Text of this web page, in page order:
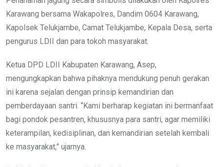
Karawang bersama Wakapolres, Dandim 0604 Karawang,
Kapolsek Telukjambe, Camat Telukjambe, Kepala Desa, serta
pengurus LDII dan para tokoh masyarakat.
Ketua DPD LDII Kabupaten Karawang, Asep,
mengungkapkan bahwa pihaknya mendukung penuh gerakan
ini karena sejalan dengan prinsip kemandirian dan
pemberdayaan santri. “Kami berharap kegiatan ini bermanfaat
bagi pondok pesantren, khususnya para santri, agar memiliki
keterampilan, kedisiplinan, dan kemandirian setelah kembali
ke masyarakat,” ujarnya.